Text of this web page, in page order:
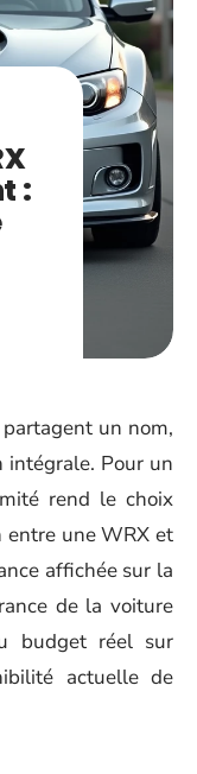
:
un nom,
intégrale. Pour un
rend le choix
entre une WRX et
affichée sur la
de la voiture
budget réel sur
actuelle de